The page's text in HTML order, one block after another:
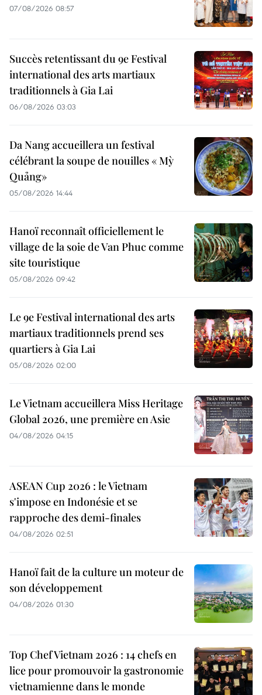
07/08/2026 08:57
Succès retentissant du 9e Festival
international des arts martiaux
traditionnels à Gia Lai
06/08/2026 03:03
Da Nang accueillera un festival
célébrant la soupe de nouilles « Mỳ
Quảng»
05/08/2026 14:44
Hanoï reconnaît officiellement le
village de la soie de Van Phuc comme
site touristique
05/08/2026 09:42
Le 9e Festival international des arts
martiaux traditionnels prend ses
quartiers à Gia Lai
05/08/2026 02:00
Le Vietnam accueillera Miss Heritage
Global 2026, une première en Asie
04/08/2026 04:15
ASEAN Cup 2026 : le Vietnam
s'impose en Indonésie et se
rapproche des demi-finales
04/08/2026 02:51
Hanoï fait de la culture un moteur de
son développement
04/08/2026 01:30
Top Chef Vietnam 2026 : 14 chefs en
lice pour promouvoir la gastronomie
vietnamienne dans le monde